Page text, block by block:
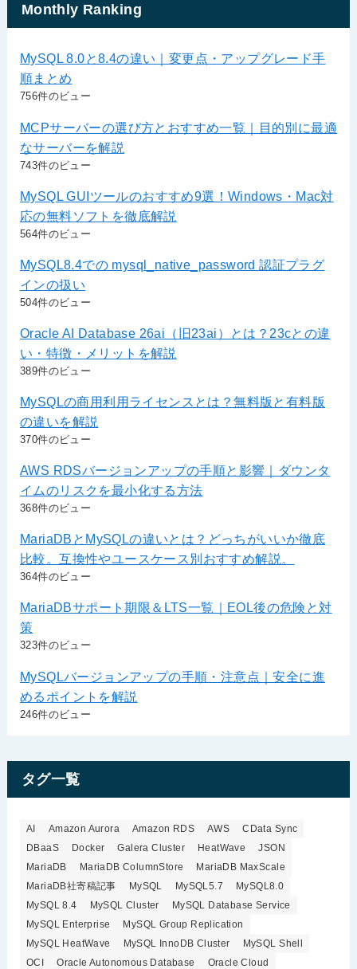
Monthly Ranking
MySQL 8.0と8.4の違い｜変更点・アップグレード手
順まとめ
756件のビュー
MCPサーバーの選び方とおすすめ一覧｜目的別に最適
なサーバーを解説
743件のビュー
MySQL GUIツールのおすすめ9選！Windows・Mac対
応の無料ソフトを徹底解説
564件のビュー
MySQL8.4での mysql_native_password 認証プラグ
インの扱い
504件のビュー
Oracle AI Database 26ai（旧23ai）とは？23cとの違
い・特徴・メリットを解説
389件のビュー
MySQLの商用利用ライセンスとは？無料版と有料版
の違いを解説
370件のビュー
AWS RDSバージョンアップの手順と影響｜ダウンタ
イムのリスクを最小化する方法
368件のビュー
MariaDBとMySQLの違いとは？どっちがいいか徹底
比較。互換性やユースケース別おすすめ解説。
364件のビュー
MariaDBサポート期限＆LTS一覧｜EOL後の危険と対
策
323件のビュー
MySQLバージョンアップの手順・注意点｜安全に進
めるポイントを解説
246件のビュー
タグ一覧
AI Amazon Aurora Amazon RDS AWS
CData Sync
DBaaS
Docker Galera Cluster HeatWave
JSON
MariaDB
MariaDB ColumnStore
MariaDB MaxScale
MariaDB社寄稿記事
MySQL MySQL5.7
MySQL8.0
MySQL 8.4
MySQL Cluster
MySQL Database Service
MySQL Enterprise
MySQL Group Replication
MySQL HeatWave
MySQL InnoDB Cluster
MySQL Shell
OCI
Oracle Autonomous Database
Oracle Cloud